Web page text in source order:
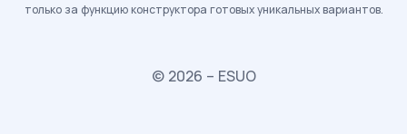
только за функцию конструктора готовых уникальных вариантов.
© 2026 – ESUO